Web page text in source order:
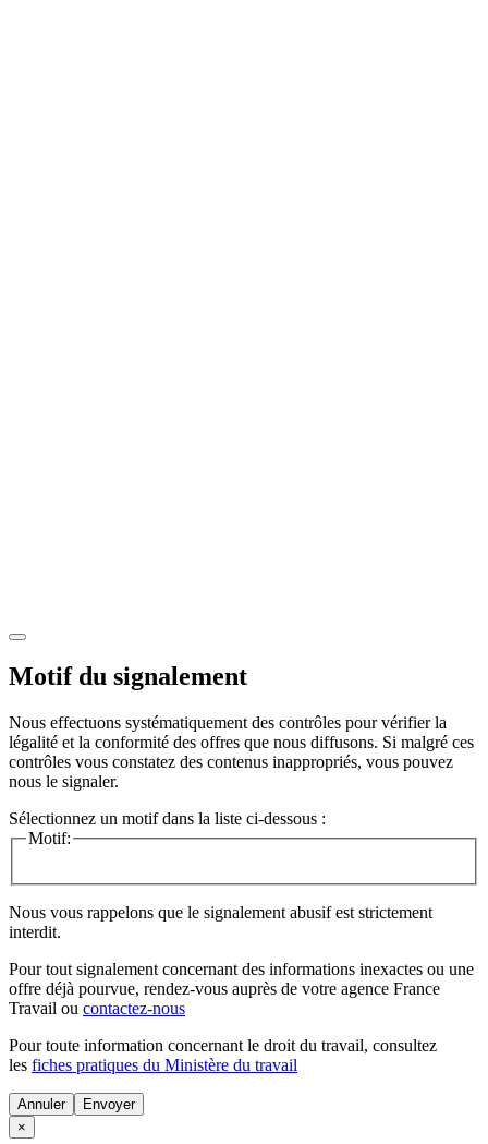
Motif du signalement
Nous effectuons systématiquement des contrôles pour vérifier la
légalité et la conformité des offres que nous diffusons. Si malgré ces
contrôles vous constatez des contenus inappropriés, vous pouvez
nous le signaler.
Sélectionnez un motif dans la liste ci-dessous :
Motif:
Nous vous rappelons que le signalement abusif est strictement
interdit.
Pour tout signalement concernant des informations inexactes ou une
offre déjà pourvue, rendez-vous auprès de votre agence France
Travail ou contactez-nous
Pour toute information concernant le droit du travail, consultez
les fiches pratiques du Ministère du travail
Annuler
×